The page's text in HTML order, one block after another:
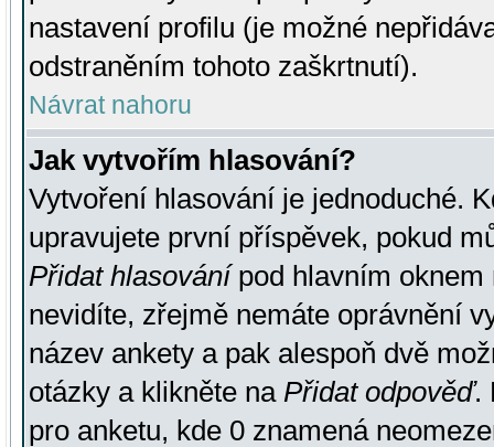
nastavení profilu (je možné
odstraněním tohoto zaškrtnutí).
Návrat nahoru
Jak vytvořím hlasování?
Vytvoření hlasování je jednoduché.
upravujete první příspěvek, pokud
Přidat hlasovánípod hlavním oknem
nevidíte, zřejmě nemáte oprávnění
název ankety a pak alespoň dvě
otázky a klikněte na Přidat odpověď.
pro anketu, kde 0 znamená